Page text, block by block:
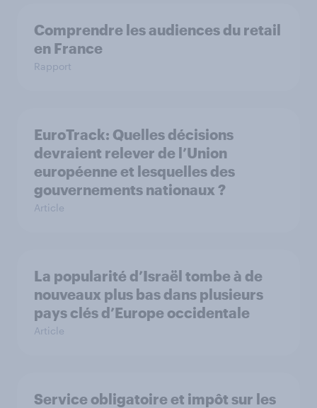
Comprendre les audiences du retail
en France
Rapport
EuroTrack: Quelles décisions
devraient relever de l’Union
européenne et lesquelles des
gouvernements nationaux ?
Article
La popularité d’Israël tombe à de
nouveaux plus bas dans plusieurs
pays clés d’Europe occidentale
Article
Service obligatoire et impôt sur les